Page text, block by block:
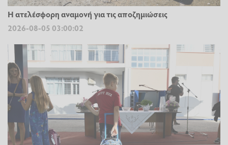
Η ατελέσφορη αναμονή για τις αποζημιώσεις
2026-08-05 03:00:02